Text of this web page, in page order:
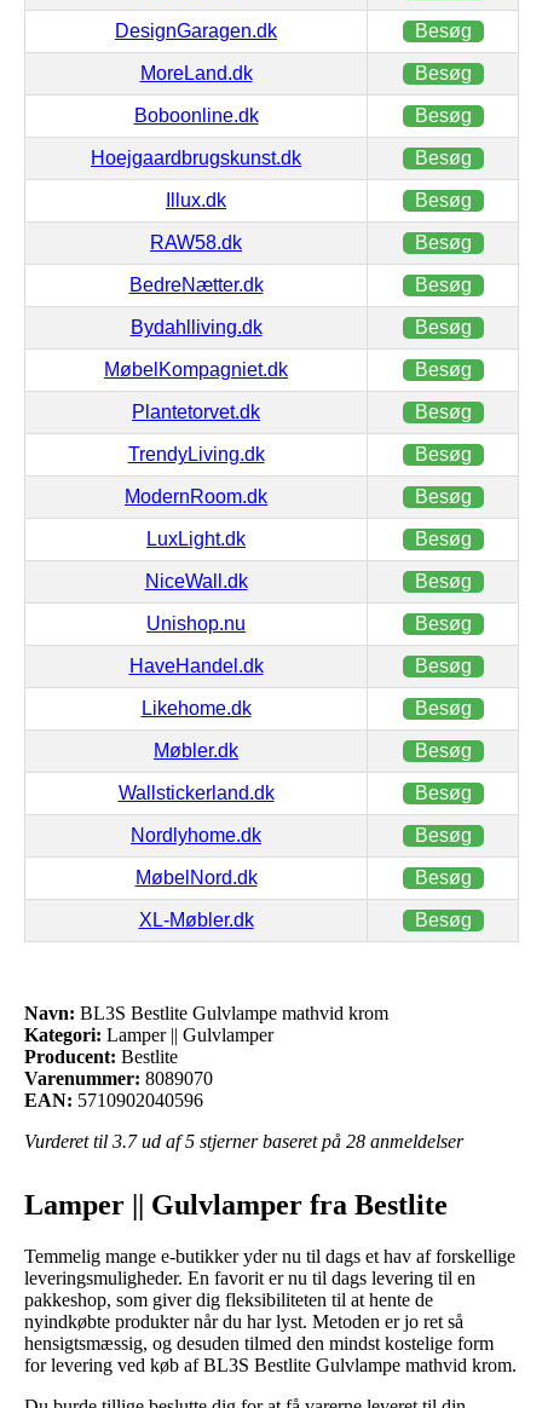
DesignGaragen.dk Besøg
MoreLand.dk Besøg
Boboonline.dk Besøg
Hoejgaardbrugskunst.dk Besøg
Illux.dk Besøg
RAW58.dk Besøg
BedreNætter.dk Besøg
Bydahlliving.dk Besøg
MøbelKompagniet.dk Besøg
Plantetorvet.dk Besøg
TrendyLiving.dk Besøg
ModernRoom.dk Besøg
LuxLight.dk Besøg
NiceWall.dk Besøg
Unishop.nu Besøg
HaveHandel.dk Besøg
Likehome.dk Besøg
Møbler.dk Besøg
Wallstickerland.dk Besøg
Nordlyhome.dk Besøg
MøbelNord.dk Besøg
XL-Møbler.dk Besøg
Navn: BL3S Bestlite Gulvlampe mathvid krom
Kategori: Lamper || Gulvlamper
Producent: Bestlite
Varenummer: 8089070
EAN: 5710902040596
Vurderet til 3.7ud af 5 stjerner baseret på 28 anmeldelser
Lamper || Gulvlamper fra Bestlite
Temmelig mange e-butikker yder nu til dags et hav af forskellige
leveringsmuligheder. En favorit er nu til dags levering til en
pakkeshop, som giver dig fleksibiliteten til at hente de
nyindkøbte produkter når du har lyst. Metoden er jo ret så
hensigtsmæssig, og desuden tilmed den mindst kostelige form
for levering ved køb af BL3S Bestlite Gulvlampe mathvid krom.